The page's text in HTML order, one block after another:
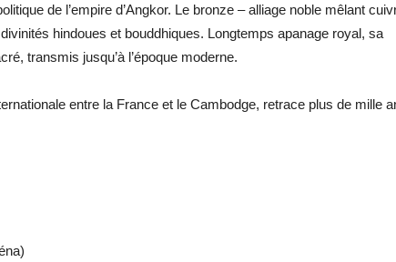
de l’empire d’Angkor. Le bronze – alliage noble mêlant
hindoues et bouddhiques. Longtemps apanage royal, sa
transmis jusqu’à l’époque moderne.
entre la France et le Cambodge, retrace plus de mille